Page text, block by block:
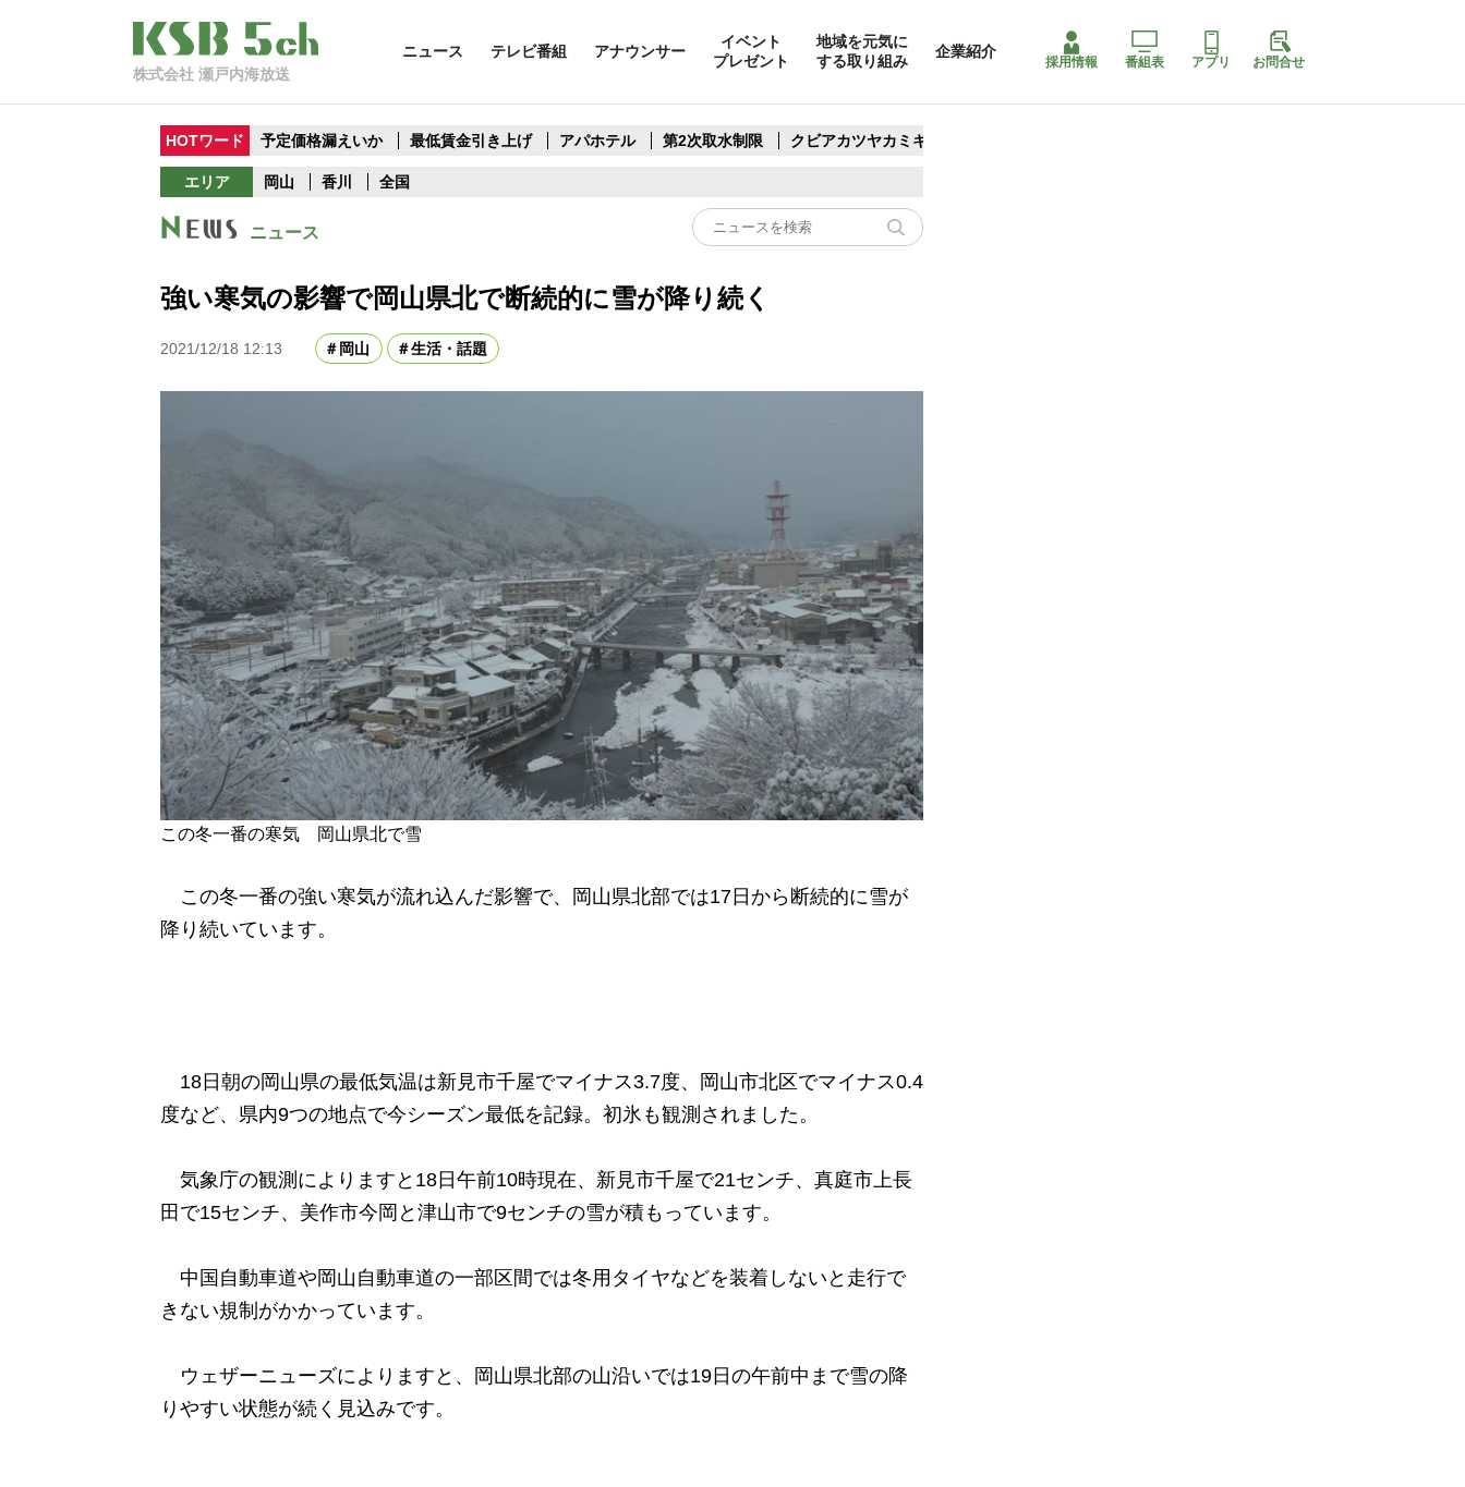
株式会社 瀬戸内海放送
ニュース テレビ番組 アナウンサー
イベント
プレゼント
地域を元気に
する取り組み
企業紹介
採用情報 番組表 アプリ お問合せ
HOTワード 予定価格漏えいか 最低賃金引き上げ アパホテル 第2次取水制限 クビアカツヤカミキリ
エリア 岡山 香川 全国
ニュース
強い寒気の影響で岡山県北で断続的に雪が降り続く
2021/12/18 12:13 岡山 生活・話題
この冬一番の寒気 岡山県北で雪
この冬一番の強い寒気が流れ込んだ影響で、岡山県北部では17日から断続的に雪が
降り続いています。
18日朝の岡山県の最低気温は新見市千屋でマイナス3.7度、岡山市北区でマイナス0.4
度など、県内9つの地点で今シーズン最低を記録。初氷も観測されました。
気象庁の観測によりますと18日午前10時現在、新見市千屋で21センチ、真庭市上長
田で15センチ、美作市今岡と津山市で9センチの雪が積もっています。
中国自動車道や岡山自動車道の一部区間では冬用タイヤなどを装着しないと走行で
きない規制がかかっています。
ウェザーニューズによりますと、岡山県北部の山沿いでは19日の午前中まで雪の降
りやすい状態が続く見込みです。